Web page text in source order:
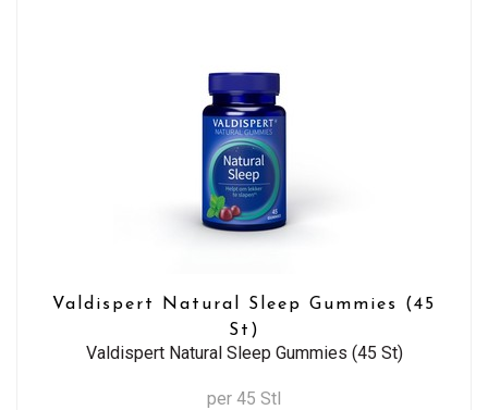
Valdispert Natural Sleep Gummies (45
St)
Valdispert Natural Sleep Gummies (45 St)
per 45 Stl